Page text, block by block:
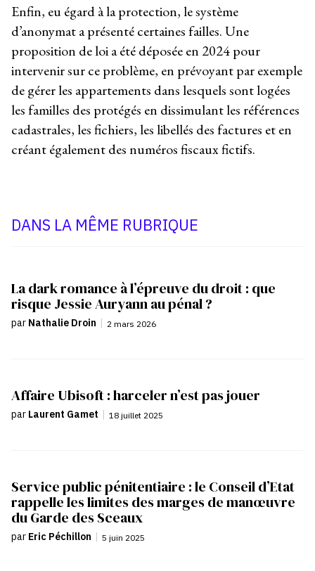
Enfin, eu égard à la protection, le système
d’anonymat a présenté certaines failles. Une
proposition de loi a été déposée en 2024 pour
intervenir sur ce problème, en prévoyant par exemple
de gérer les appartements dans lesquels sont logées
les familles des protégés en dissimulant les références
cadastrales, les fichiers, les libellés des factures et en
créant également des numéros fiscaux fictifs.
DANS LA MÊME RUBRIQUE
La dark romance à l’épreuve du droit : que
risque Jessie Auryann au pénal ?
par Nathalie Droin | 2 mars 2026
Affaire Ubisoft : harceler n’est pas jouer
par Laurent Gamet | 18 juillet 2025
Service public pénitentiaire : le Conseil d’Etat
rappelle les limites des marges de manœuvre
du Garde des Sceaux
par Eric Péchillon | 5 juin 2025